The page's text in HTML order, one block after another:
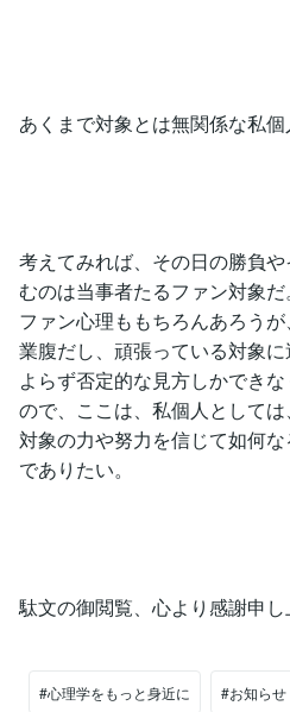
あくまで対象とは無関係な私個
考えてみれば、その日の勝負
むのは当事者たるファン対象
ファン心理ももちろんあろう
業腹だし、頑張っている対象
よらず否定的な見方しかでき
ので、ここは、私個人として
対象の力や努力を信じて如何
でありたい。
駄文の御閲覧、心より感謝申し
#心理学をもっと身近に #お知らせ